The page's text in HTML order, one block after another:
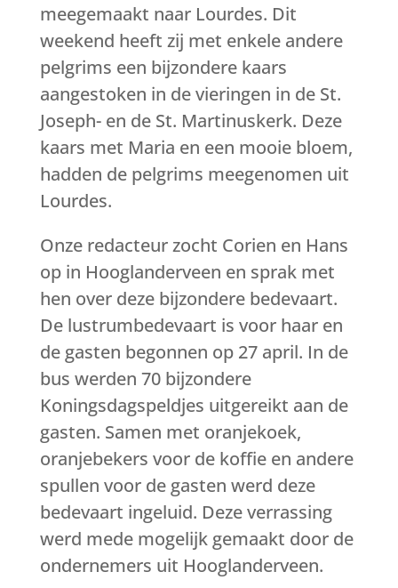
meegemaakt naar Lourdes. Dit
weekend heeft zij met enkele andere
pelgrims een bijzondere kaars
aangestoken in de vieringen in de St.
Joseph- en de St. Martinuskerk. Deze
kaars met Maria en een mooie bloem,
hadden de pelgrims meegenomen uit
Lourdes.
Onze redacteur zocht Corien en Hans
op in Hooglanderveen en sprak met
hen over deze bijzondere bedevaart.
De lustrumbedevaart is voor haar en
de gasten begonnen op 27 april. In de
bus werden 70 bijzondere
Koningsdagspeldjes uitgereikt aan de
gasten. Samen met oranjekoek,
oranjebekers voor de koffie en andere
spullen voor de gasten werd deze
bedevaart ingeluid. Deze verrassing
werd mede mogelijk gemaakt door de
ondernemers uit Hooglanderveen.